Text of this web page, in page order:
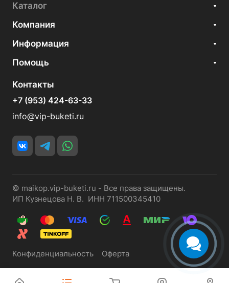
Каталог
Компания
Информация
Помощь
Контакты
+7 (953) 424-63-33
info@vip-buketi.ru
© maikop.vip-buketi.ru - Все права защищены.
ИП Кузнецова Н. В. ИНН 711500345410
Конфиденциальность Оферта